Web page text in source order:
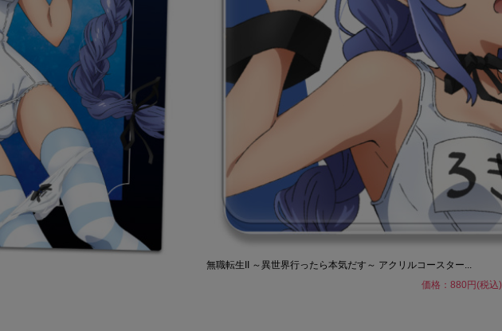
無職転生II ～異世界行ったら本気だす～ アクリルコースター...
価格：880円(税込)